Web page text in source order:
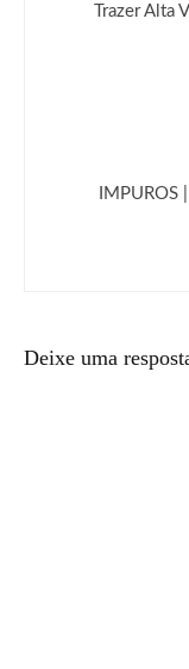
Trazer Alta
IMPUROS
Deixe uma